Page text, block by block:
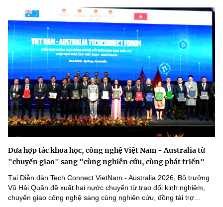
Đưa hợp tác khoa học, công nghệ Việt Nam - Australia từ
"chuyển giao" sang "cùng nghiên cứu, cùng phát triển"
Tại Diễn đàn Tech Connect VietNam - Australia 2026, Bộ trưởng
Vũ Hải Quân đề xuất hai nước chuyển từ trao đổi kinh nghiệm,
chuyển giao công nghệ sang cùng nghiên cứu, đồng tài trợ...